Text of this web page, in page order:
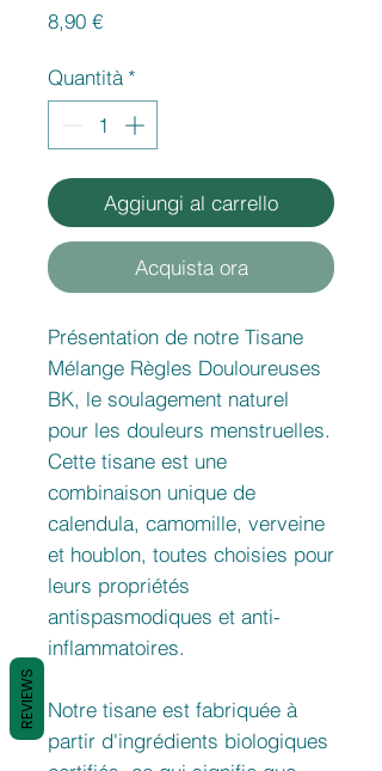
8,90 €Prezzo
Quantità *
Aggiungi al carrello
Acquista ora
Présentation de notre Tisane
Mélange Règles Douloureuses
BK, le soulagement naturel
pour les douleurs menstruelles.
Cette tisane est une
combinaison unique de
calendula, camomille, verveine
et houblon, toutes choisies pour
leurs propriétés
antispasmodiques et anti-
inflammatoires.
Notre tisane est fabriquée à
partir d'ingrédients biologiques
REVIEWS